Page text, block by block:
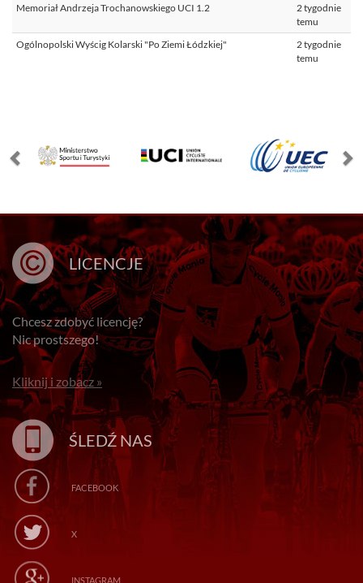
Memoriał Andrzeja Trochanowskiego UCI 1.2
2 tygodnie
temu
Ogólnopolski Wyścig Kolarski "Po Ziemi Łódzkiej"
2 tygodnie
temu
LICENCJE
Chcesz zdobyć licencję?
Nic prostszego!
Kliknij i zobacz »
ŚLEDŹ NAS
FACEBOOK
X
INSTAGRAM